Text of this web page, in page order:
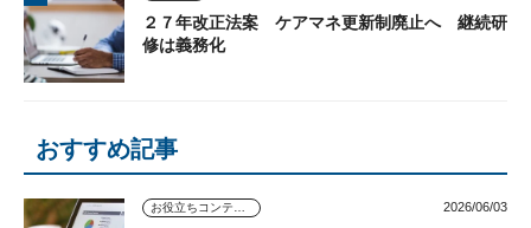
２７年改正法案 ケアマネ更新制廃止へ 継続研
修は義務化
おすすめ記事
お役立ちコンテンツ 2026/06/03